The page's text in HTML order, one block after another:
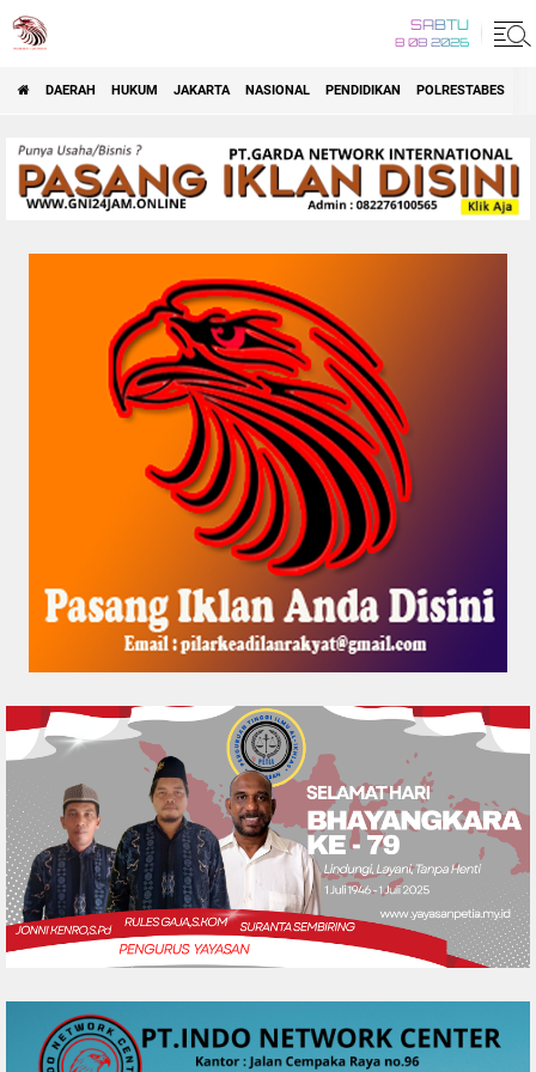
SABTU
8 08 2026
DAERAH HUKUM JAKARTA NASIONAL PENDIDIKAN POLRESTABES